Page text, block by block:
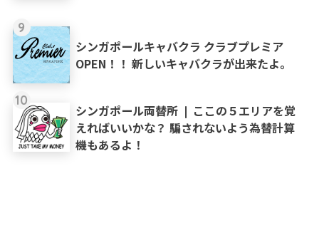
9
シンガポールキャバクラ クラブプレミア
OPEN！！ 新しいキャバクラが出来たよ。
10
シンガポール両替所 ❘ ここの５エリアを覚
えればいいかな？ 騙されないよう為替計算
機もあるよ！